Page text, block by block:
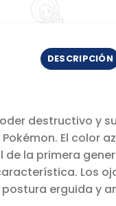
DESCRIPCIÓN
destructivo y
El color
de la primera
Los
postura erguida y